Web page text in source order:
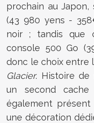
prochain au
(43 980 yens -
noir ; tandis que
console 500 Go
donc le choix entre
Glacier. Histoire de
un second
également
une décoration